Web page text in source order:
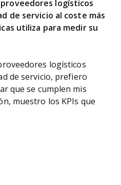
proveedores logísticos
de servicio al coste más
utiliza para medir su
logísticos
de servicio, prefiero
que se cumplen mis
muestro los KPIs que